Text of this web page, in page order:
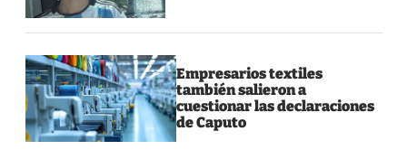
Empresarios textiles
también salieron a
cuestionar las declaraciones
de Caputo